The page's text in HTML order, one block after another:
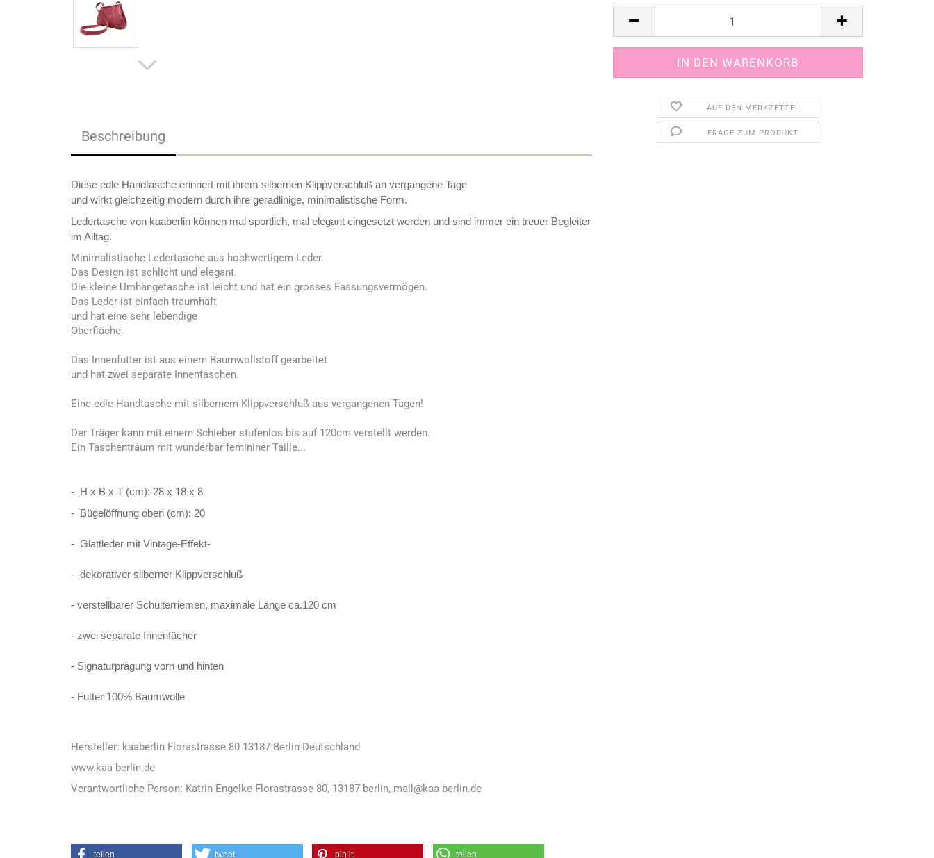
AUF DEN MERKZETTEL
FRAGE ZUM PRODUKT
Beschreibung
Diese edle Handtasche erinnert mit ihrem silbernen Klippverschluß an vergangene Tage
und wirkt gleichzeitig modern durch ihre geradlinige, minimalistische Form.
Ledertasche von kaaberlin können mal sportlich, mal elegant eingesetzt werden und sind immer ein treuer Begleiter
im Alltag.
Minimalistische Ledertasche aus hochwertigem Leder.
Das Design ist schlicht und elegant.
Die kleine Umhängetasche ist leicht und hat ein grosses Fassungsvermögen.
Das Leder ist einfach traumhaft
und hat eine sehr lebendige
Oberfläche.
Das Innenfutter ist aus einem Baumwollstoff gearbeitet
und hat zwei separate Innentaschen.
Eine edle Handtasche mit silbernem Klippverschluß aus vergangenen Tagen!
Der Träger kann mit einem Schieber stufenlos bis auf 120cm verstellt werden.
Ein Taschentraum mit wunderbar femininer Taille...
- H x B x T (cm): 28 x 18 x 8
- Bügelöffnung oben (cm): 20
- Glattleder mit Vintage-Effekt-
- dekorativer silberner Klippverschluß
- verstellbarer Schulterriemen, maximale Länge ca.120 cm
- zwei separate Innenfächer
- Signaturprägung vorn und hinten
- Futter 100% Baumwolle
Hersteller: kaaberlin Florastrasse 80 13187 Berlin Deutschland
www.kaa-berlin.de
Verantwortliche Person: Katrin Engelke Florastrasse 80, 13187 berlin, mail@kaa-berlin.de
teilen tweet pin it teilen